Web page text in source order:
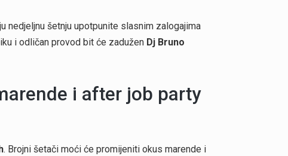
nedjeljnu šetnju upotpunite slasnim zalogajima
i odličan provod bit će zadužen Dj Bruno
i after job party
. Brojni šetači moći će promijeniti okus marende i